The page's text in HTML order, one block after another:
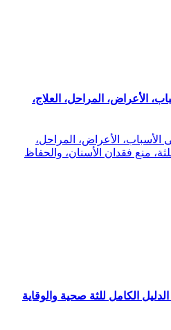
الأعراض، المراحل، العلاج،
الأعراض، المراحل،
منع فقدان الأسنان، والحفاظ
الكامل للثة صحية والوقاية